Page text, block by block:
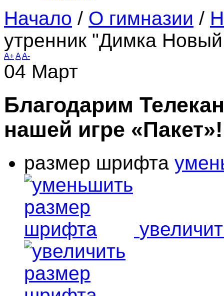
Начало / О гимназии /
утренник "Димка
A+AA-
04 Март
Благодарим
нашей игре «Пакет»!
размер шрифта